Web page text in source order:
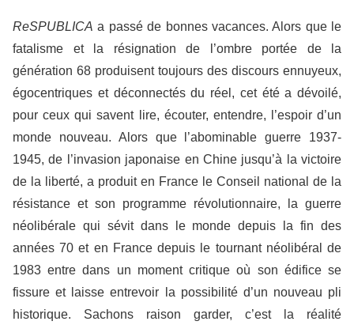
ReSPUBLICA a passé de bonnes vacances. Alors que le
fatalisme et la résignation de l’ombre portée de la
génération 68 produisent toujours des discours ennuyeux,
égocentriques et déconnectés du réel, cet été a dévoilé,
pour ceux qui savent lire, écouter, entendre, l’espoir d’un
monde nouveau. Alors que l’abominable guerre 1937-
1945, de l’invasion japonaise en Chine jusqu’à la victoire
de la liberté, a produit en France le Conseil national de la
résistance et son programme révolutionnaire, la guerre
néolibérale qui sévit dans le monde depuis la fin des
années 70 et en France depuis le tournant néolibéral de
1983 entre dans un moment critique où son édifice se
fissure et laisse entrevoir la possibilité d’un nouveau pli
historique. Sachons raison garder, c’est la réalité